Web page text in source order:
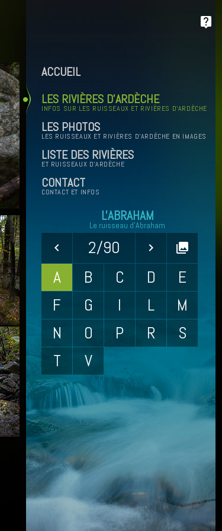
live_help
ACCUEIL
LES RIVIÈRES D'ARDÈCHE
INFOS SUR LES RUISSEAUX ET RIVIÈRES D'ARDÈCHE
LES PHOTOS
LES RUISSEAUX ET RIVIÈRES D'ARDÈCHE EN IMAGES
LISTE DES RIVIÈRES
ET RUISSEAUX D'ARDÈCHE
CONTACT
CONTACT ET INFOS
L'ABRAHAM
Le ruisseau d'Abraham
keyboard_arrow_left 2/90 keyboard_arrow_right collections
A B C D
E
F
G I L
M
N
O P R
S
T
V